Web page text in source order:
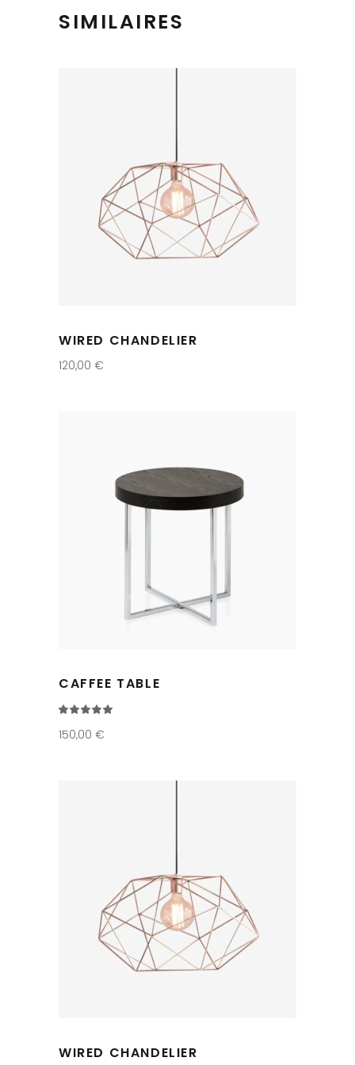
SIMILAIRES
WIRED CHANDELIER
120,00 €
CAFFEE TABLE
sur 5
150,00 €
WIRED CHANDELIER